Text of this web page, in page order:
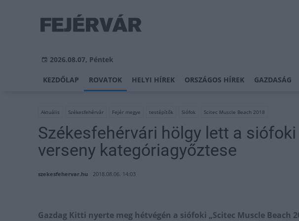
2026.08.07, Péntek
KEZDŐLAP ROVATOK HELYI HÍREK ORSZÁGOS HÍREK GAZDASÁG
Aktuális Székesfehérvár Fejér megye testépítők Siófok Scitec Muscle Beach 2018
Székesfehérvári hölgy lett a
verseny kategóriagyőztese
szekesfehervar.hu 2018.08.06. 14:03
Gazdag Kitti nyerte meg hétvégén a siófoki „Scitec Muscle Beach